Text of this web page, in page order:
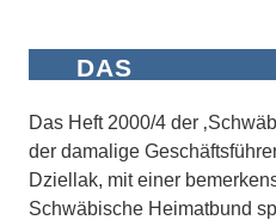
DAS
FRUNGER-
Das Heft 2000/4 der
der damalige
Dziellak, mit einer
Schwäbische Heimatbund